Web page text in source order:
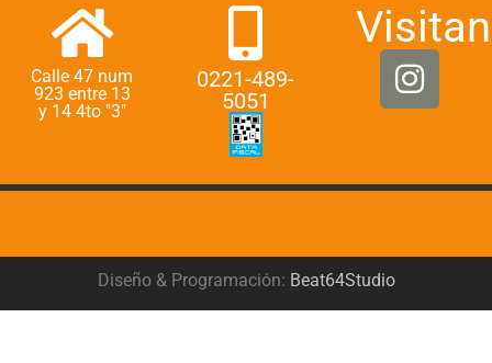
Calle 47 num
923 entre 13
y 14 4to "3"
0221-489-
5051
Diseño & Programación: Beat64Studio